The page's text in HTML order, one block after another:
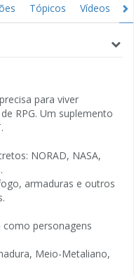
Tópicos Vídeos
para viver
RPG. Um suplemento
NORAD, NASA,
armaduras e outros
personagens
Meio-Metaliano,